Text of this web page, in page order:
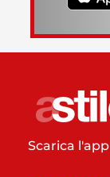
Scarica l'app